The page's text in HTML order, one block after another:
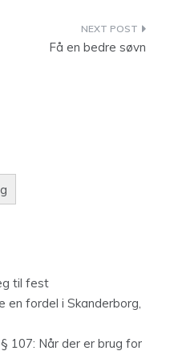
Få en bedre søvn
til fest
en fordel i Skanderborg,
107: Når der er brug for